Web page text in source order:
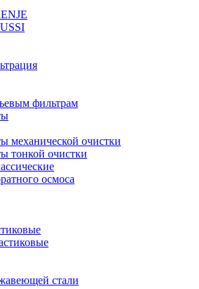
фильтрам
механической очистки
тонкой очистки
осмоса
стали